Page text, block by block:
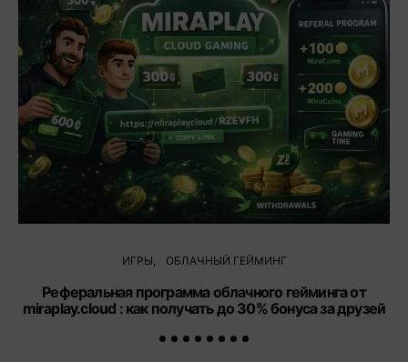
ИГРЫ ОБЛАЧНЫЙ ГЕЙМИНГ
Реферальная программа облачного гейминга от
miraplay.cloud : как получать до 30% бонуса за друзей